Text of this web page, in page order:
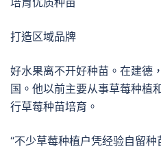
打造区域品牌
好水果离不开好种苗。在建德
国。他以前主要从事草莓种植
行草莓种苗培育。
“不少草莓种植户凭经验自留